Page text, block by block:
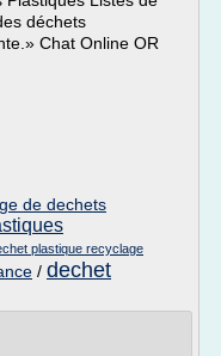
déchets
Chat Online OR
de dechets
plastique recyclage
/ dechet